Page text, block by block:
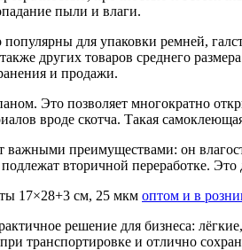
пыли и влаги.
для упаковки ремней,
других товаров среднего
и продажи.
Это позволяет многократно
вроде скотча. Такая
важными преимуществами: он
вторичной переработке.
17×28+3 см, 25 мкм оптом и в
решение для бизнеса:
транспортировке и отлично